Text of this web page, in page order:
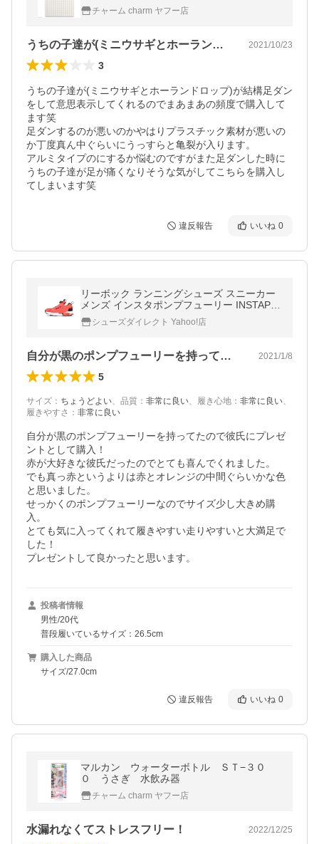
チャーム charm ヤフー店
うちの子達が(ミニウサギとホーランドロ… 2021/10/23
3
うちの子達が(ミニウサギとホーランドロップ)が結構足ダン
をして意思表示してくれるのでまあまあの頻度で購入して
ます笑
足ダンするのが悪いのかやはりプラスチック素材が悪いの
か丁度真ん中ぐらいにうっすらと亀裂が入ります。
アルミタイプのにするか悩むのですがまた足ダンした時に
うちの子達が足が痛くなりそうな気がしてこちらを購入し
てしまいます笑
違反報告 いいね 0
リーボック ランニングシューズ スニーカー
メンズ インスタポンプフューリー INSTAPU
MP FURY OG NM Reebok FV4209 ラディア
ントレッド/ブラック/ホワイト
シューズダイレクト Yahoo!店
自分が黒のポンプフューリーを持ってたの… 2021/1/8
5
サイズ ： ちょうどよい、 品質 ： 非常に良い、 履き心地 ： 非常に良い、
履きやすさ ： 非常に良い
自分が黒のポンプフューリーを持ってたので彼氏にプレゼ
ントとして購入！
赤が大好きな彼氏だったのでとても喜んでくれました。
でも真っ赤というよりは赤とオレンジの中間ぐらいかな色
と思いました。
せっかくのポンプフューリーなのでサイズ少し大きめ購
入。
とても気に入ってくれて履きやすい走りやすいと大満足で
した！
プレゼントして良かったと思います。
投稿者情報
男性/20代
普段履いているサイズ：26.5cm
購入した商品
サイズ/27.0cm
違反報告 いいね 0
マルカン ウォーターボトル ＳＴ−３０
０ うさぎ 水飲み器
チャーム charm ヤフー店
水漏れなくてストレスフリー！ 2022/12/25